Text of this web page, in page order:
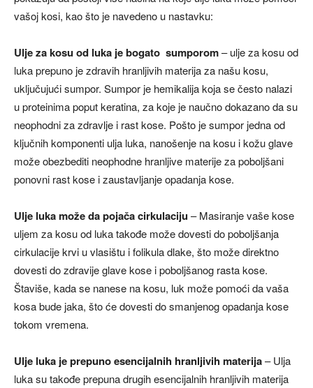
vašoj kosi, kao što je navedeno u nastavku:
Ulje za kosu od luka je bogato sumporom– ulje za kosu od
luka prepuno je zdravih hranljivih materija za našu kosu,
uključujući sumpor. Sumpor je hemikalija koja se često nalazi
u proteinima poput keratina, za koje je naučno dokazano da su
neophodni za zdravlje i rast kose. Pošto je sumpor jedna od
ključnih komponenti ulja luka, nanošenje na kosu i kožu glave
može obezbediti neophodne hranljive materije za poboljšani
ponovni rast kose i zaustavljanje opadanja kose.
Ulje luka može da pojača cirkulaciju– Masiranje vaše kose
uljem za kosu od luka takođe može dovesti do poboljšanja
cirkulacije krvi u vlasištu i folikula dlake, što može direktno
dovesti do zdravije glave kose i poboljšanog rasta kose.
Štaviše, kada se nanese na kosu, luk može pomoći da vaša
kosa bude jaka, što će dovesti do smanjenog opadanja kose
tokom vremena.
Ulje luka je prepuno esencijalnih hranljivih materija– Ulja
luka su takođe prepuna drugih esencijalnih hranljivih materija